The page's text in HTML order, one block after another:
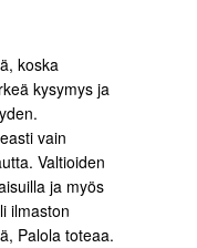
koska
kysymys ja
vain
Valtioiden
ja myös
ilmaston
Palola toteaa.